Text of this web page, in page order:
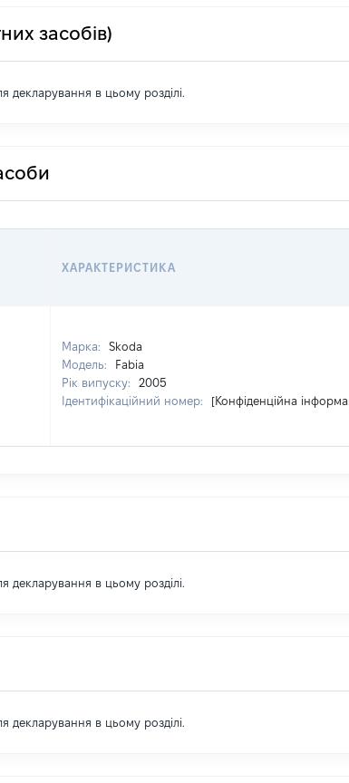
засобів)
декларування в цьому розділі.
ХАРАКТЕРИСТИКА
Марка:
Skoda
Модель:
Fabia
Рік випуску:
2005
Ідентифікаційний номер:
[Конфіденційна
декларування в цьому розділі.
декларування в цьому розділі.